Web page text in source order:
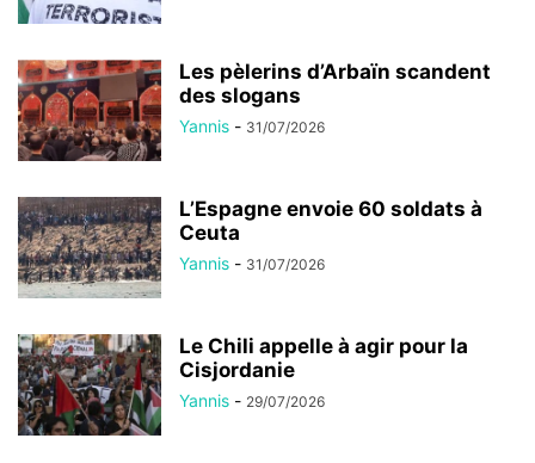
Les pèlerins d’Arbaïn scandent
des slogans
Yannis - 31/07/2026
L’Espagne envoie 60 soldats à
Ceuta
Yannis - 31/07/2026
Le Chili appelle à agir pour la
Cisjordanie
Yannis - 29/07/2026